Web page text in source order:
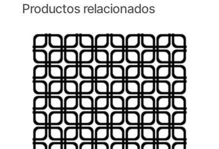
Productos relacionados